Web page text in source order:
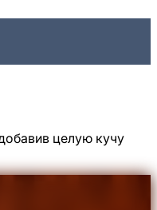
целую кучу